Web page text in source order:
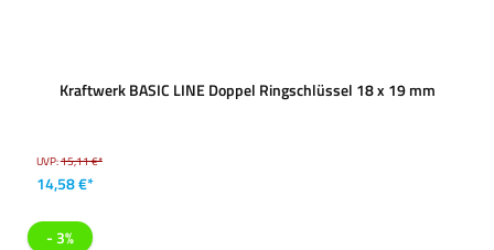
Kraftwerk BASIC LINE Doppel Ringschlüssel 18 x 19 mm
UVP:15,11 €*
14,58 €*
- 3%